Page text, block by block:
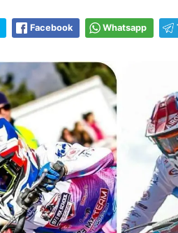
Facebook Whatsapp